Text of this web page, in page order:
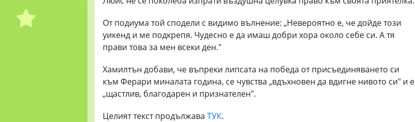
От подиума той сподели с видимо вълнение: „Невероятно е, че дойде този
уикенд и ме подкрепя. Чудесно е да имаш добри хора около себе си. А тя
прави това за мен всеки ден."
Хамилтън добави, че въпреки липсата на победа от присъединяването си
към Ферари миналата година, се чувства „вдъхновен да вдигне нивото си" и е
„щастлив, благодарен и признателен".
Целият текст продължава ТУК.